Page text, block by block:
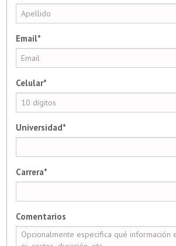
Email*
Celular*
Universidad*
Carrera*
Comentarios